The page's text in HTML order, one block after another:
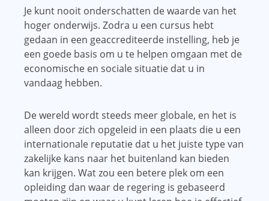
Je kunt nooit onderschatten de waarde van het
hoger onderwijs. Zodra u een cursus hebt
gedaan in een geaccrediteerde instelling, heb je
een goede basis om u te helpen omgaan met de
economische en sociale situatie dat u in
vandaag hebben.
De wereld wordt steeds meer globale, en het is
alleen door zich opgeleid in een plaats die u een
internationale reputatie dat u het juiste type van
zakelijke kans naar het buitenland kan bieden
kan krijgen. Wat zou een betere plek om een ​​
opleiding dan waar de regering is gebaseerd